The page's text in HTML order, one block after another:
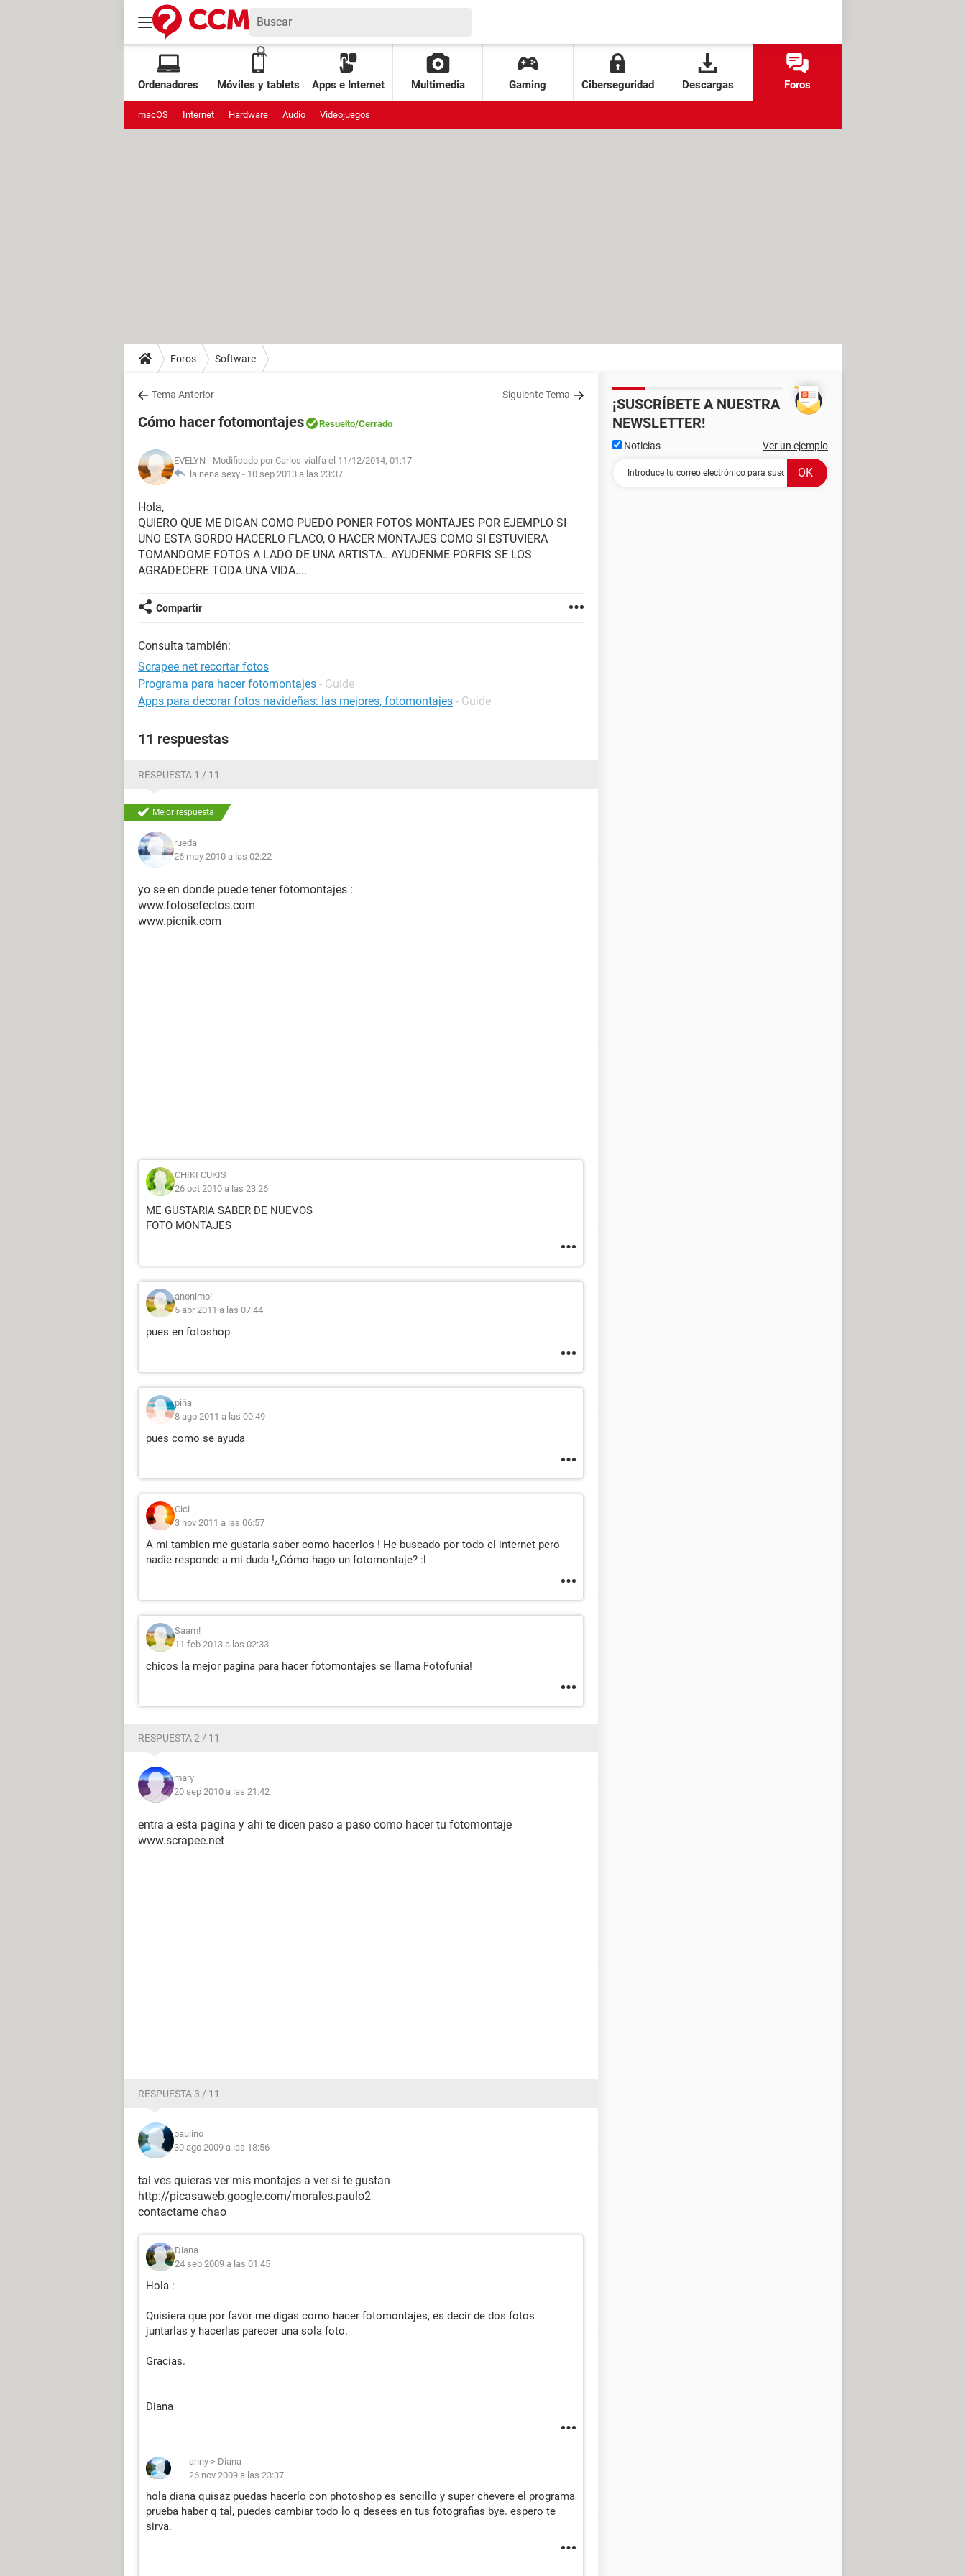
Ordenadores Móviles y tablets Apps e Internet Multimedia Gaming Ciberseguridad Descargas Foros
macOS Internet Hardware Audio Videojuegos
Foros Software
Tema Anterior Siguiente Tema
Cómo hacer fotomontajes Resuelto/Cerrado
EVELYN - Modificado por Carlos-vialfa el 11/12/2014, 01:17
la nena sexy - 10 sep 2013 a las 23:37
Hola,
QUIERO QUE ME DIGAN COMO PUEDO PONER FOTOS MONTAJES POR EJEMPLO SI
UNO ESTA GORDO HACERLO FLACO, O HACER MONTAJES COMO SI ESTUVIERA
TOMANDOME FOTOS A LADO DE UNA ARTISTA.. AYUDENME PORFIS SE LOS
AGRADECERE TODA UNA VIDA....
Compartir
Consulta también:
Scrapee net recortar fotos
Programa para hacer fotomontajes - Guide
Apps para decorar fotos navideñas: las mejores, fotomontajes - Guide
11 respuestas
RESPUESTA 1 / 11
Mejor respuesta
rueda
26 may 2010 a las 02:22
yo se en donde puede tener fotomontajes :
www.fotosefectos.com
www.picnik.com
CHIKI CUKIS
26 oct 2010 a las 23:26
ME GUSTARIA SABER DE NUEVOS
FOTO MONTAJES
anonimo!
5 abr 2011 a las 07:44
pues en fotoshop
piña
8 ago 2011 a las 00:49
pues como se ayuda
Cici
3 nov 2011 a las 06:57
A mi tambien me gustaria saber como hacerlos ! He buscado por todo el internet pero
nadie responde a mi duda !¿Cómo hago un fotomontaje? :l
Saam!
11 feb 2013 a las 02:33
chicos la mejor pagina para hacer fotomontajes se llama Fotofunia!
RESPUESTA 2 / 11
mary
20 sep 2010 a las 21:42
entra a esta pagina y ahi te dicen paso a paso como hacer tu fotomontaje
www.scrapee.net
RESPUESTA 3 / 11
paulino
30 ago 2009 a las 18:56
tal ves quieras ver mis montajes a ver si te gustan
http://picasaweb.google.com/morales.paulo2
contactame chao
Diana
24 sep 2009 a las 01:45
Hola :
Quisiera que por favor me digas como hacer fotomontajes, es decir de dos fotos
juntarlas y hacerlas parecer una sola foto.
Gracias.
Diana
anny > Diana
26 nov 2009 a las 23:37
hola diana quisaz puedas hacerlo con photoshop es sencillo y super chevere el programa
prueba haber q tal, puedes cambiar todo lo q desees en tus fotografias bye. espero te
sirva.
¡SUSCRÍBETE A NUESTRA
NEWSLETTER!
Noticias Ver un ejemplo